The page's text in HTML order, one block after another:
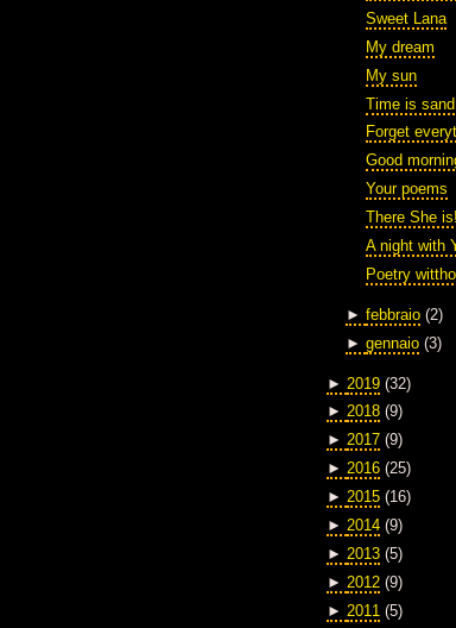
Sweet Lana
My dream
My sun
Time is
Forget
Good
Your poems
There She is!
A night with
Poetry
► febbraio (2)
► gennaio (3)
► 2019 (32)
► 2018 (9)
► 2017 (9)
► 2016 (25)
► 2015 (16)
► 2014 (9)
► 2013 (5)
► 2012 (9)
► 2011 (5)